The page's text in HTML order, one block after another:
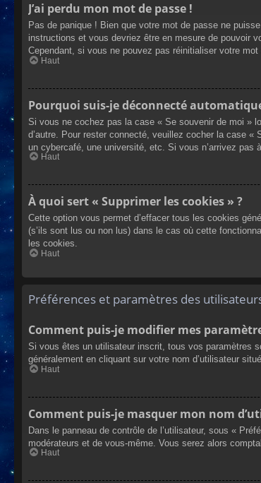
J’ai perdu mon mot de passe !
Pas de panique ! Bien que votre mot de passe ne
instructions et vous devriez être en mesure de pouvoir
Cependant, si vous ne pouvez pas réinitialiser votre
Haut
Pourquoi suis-je déconnecté
Si vous ne cochez pas la case « Se souvenir de moi »
d’autre. Pour rester connecté, veuillez cocher la case
un cybercafé, une université, etc. Si vous n’arrivez pas
Haut
À quoi sert « Supprimer les cookies » ?
Cette option vous permet d’effacer tous les cookies
(s’ils sont lus ou non lus) dans le cas où cette
les cookies.
Haut
Préférences et paramètres des
Comment puis-je modifier mes
Si vous êtes un utilisateur inscrit, tous vos paramètres
généralement en cliquant sur votre nom d’utilisateur
Haut
Comment puis-je masquer mon nom
Dans le panneau de contrôle de l’utilisateur, sous «
modérateurs et de vous-même. Vous serez alors
Haut